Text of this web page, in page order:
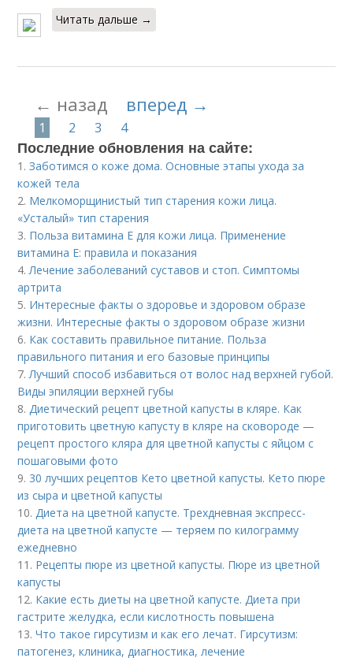
Читать дальше →
← назад вперед →
1 2 3 4
Последние обновления на сайте:
1.Заботимся о коже дома. Основные этапы ухода за
кожей тела
2. Мелкоморщинистый тип старения кожи лица.
«Усталый» тип старения
3. Польза витамина Е для кожи лица. Применение
витамина E: правила и показания
4.Лечение заболеваний суставов и стоп. Симптомы
артрита
5. Интересные факты о здоровье и здоровом образе
жизни. Интересные факты о здоровом образе жизни
6. Как составить правильное питание. Польза
правильного питания и его базовые принципы
7.Лучший способ избавиться от волос над верхней губой.
Виды эпиляции верхней губы
8.Диетический рецепт цветной капусты в кляре. Как
приготовить цветную капусту в кляре на сковороде —
рецепт простого кляра для цветной капусты с яйцом с
пошаговыми фото
9. 30 лучших рецептов Кето цветной капусты. Кето пюре
из сыра и цветной капусты
10.Диета на цветной капусте. Трехдневная экспресс-
диета на цветной капусте — теряем по килограмму
ежедневно
11. Рецепты пюре из цветной капусты. Пюре из цветной
капусты
12. Какие есть диеты на цветной капусте. Диета при
гастрите желудка, если кислотность повышена
13.Что такое гирсутизм и как его лечат. Гирсутизм:
патогенез, клиника, диагностика, лечение